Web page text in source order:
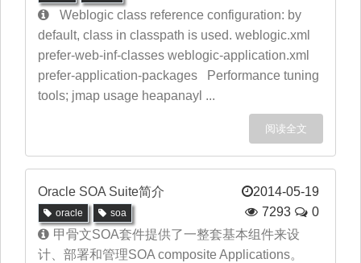
Weblogic class reference configuration: by
default, class in classpath is used. weblogic.xml
prefer-web-inf-classes weblogic-application.xml
prefer-application-packages Performance tuning
tools; jmap usage heapanayl ...
阅读全文
Oracle SOA Suite简介 2014-05-19
oracle soa 7293
0
甲骨文SOA套件提供了一整套基本组件来设
计、部署和管理SOA composite Applications。